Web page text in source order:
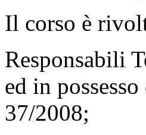
Il corso è
Responsabili
ed in
37/2008;